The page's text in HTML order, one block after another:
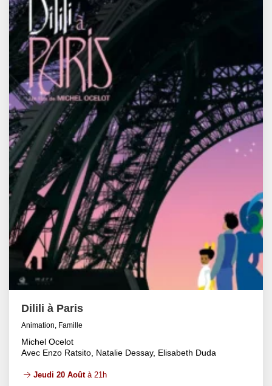
Dilili à Paris
Animation, Famille
Michel Ocelot
Avec Enzo Ratsito, Natalie Dessay, Elisabeth Duda
Jeudi 20 Aoûtà 21h